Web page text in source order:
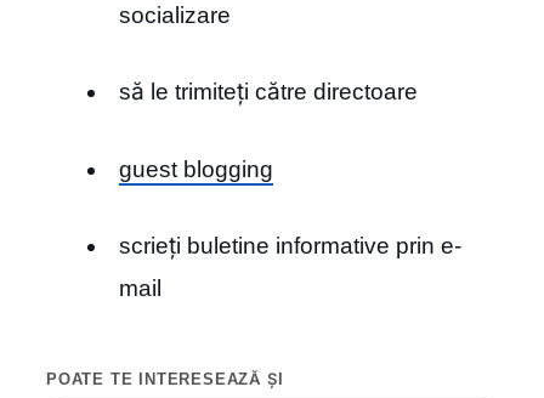
socializare
să le trimiteți către directoare
guest blogging
scrieți buletine informative prin e-
mail
POATE TE INTERESEAZĂ ȘI